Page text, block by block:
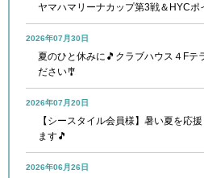
ヤマハマリーナカップ第3戦＆HYCポ
2026年07月30日
夏のひと休みに🎵クラブハウス４Fテ
ださい🎐
2026年07月20日
【シースタイル会員様】暑い夏を応
ます🎵
2026年06月26日